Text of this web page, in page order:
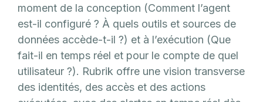
moment de la conception (Comment l’agent
est-il configuré ? À quels outils et sources de
données accède-t-il ?) et à l’exécution (Que
fait-il en temps réel et pour le compte de quel
utilisateur ?). Rubrik offre une vision transverse
des identités, des accès et des actions